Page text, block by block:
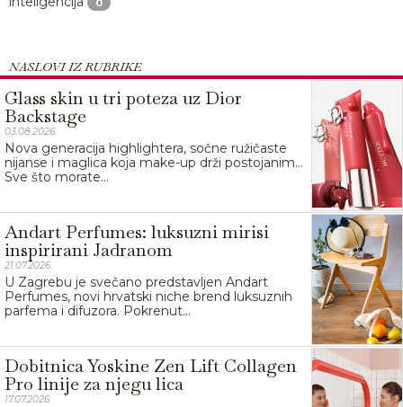
0
NASLOVI IZ RUBRIKE
Glass skin u tri poteza uz Dior
Backstage
03.08.2026.
Nova generacija highlightera, sočne ružičaste
nijanse i maglica koja make-up drži postojanim…
Sve što morate...
Andart Perfumes: luksuzni mirisi
inspirirani Jadranom
21.07.2026.
U Zagrebu je svečano predstavljen Andart
Perfumes, novi hrvatski niche brend luksuznih
parfema i difuzora. Pokrenut...
Dobitnica Yoskine Zen Lift Collagen
Pro linije za njegu lica
17.07.2026.